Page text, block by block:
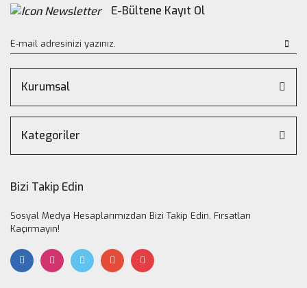
E-Bültene Kayıt Ol
Kurumsal
Kategoriler
Bizi Takip Edin
Sosyal Medya Hesaplarımızdan Bizi Takip Edin, Fırsatları
Kaçırmayın!